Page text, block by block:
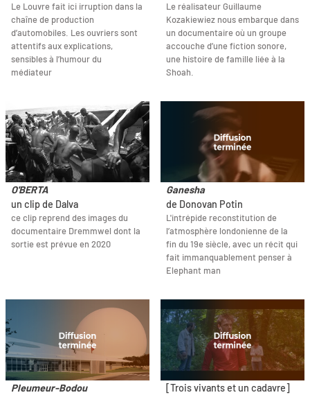
Le Louvre fait ici irruption dans la
chaîne de production
d’automobiles. Les ouvriers sont
attentifs aux explications,
sensibles à l’humour du
médiateur
Le réalisateur Guillaume
Kozakiewiez nous embarque dans
un documentaire où un groupe
accouche d’une fiction sonore,
une histoire de famille liée à la
Shoah.
O'BERTA
un clip de Dalva
ce clip reprend des images du
documentaire Dremmwel dont la
sortie est prévue en 2020
Ganesha
de Donovan Potin
L'intrépide reconstitution de
l’atmosphère londonienne de la
fin du 19e siècle, avec un récit qui
fait immanquablement penser à
Elephant man
Pleumeur-Bodou
[Trois vivants et un cadavre]